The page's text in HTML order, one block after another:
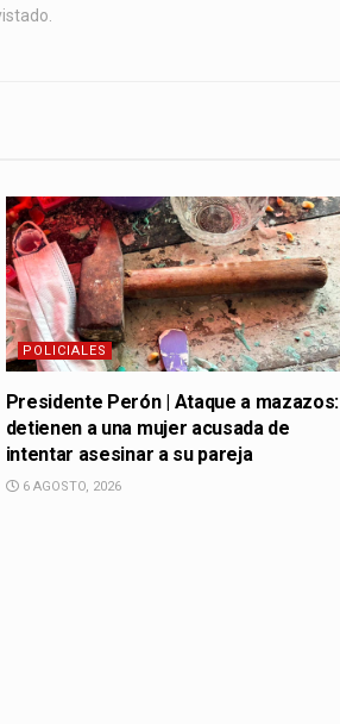
POLICIALES
Presidente Perón | Ataque a mazazos:
detienen a una mujer acusada de
intentar asesinar a su pareja
6 AGOSTO, 2026